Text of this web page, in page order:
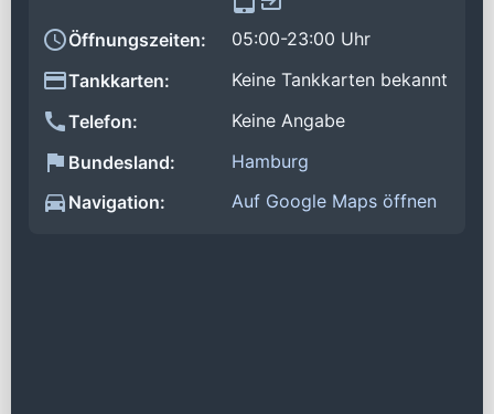
Öffnungszeiten:
05:00-23:00 Uhr
Tankkarten:
Keine Tankkarten bekannt
Telefon:
Keine Angabe
Bundesland:
Hamburg
Navigation:
Auf Google Maps öffnen